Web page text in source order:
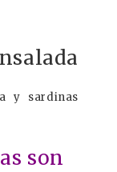
y sardinas
son